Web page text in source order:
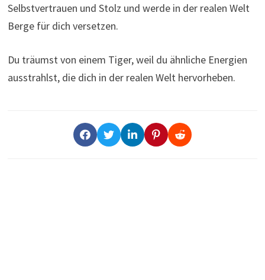
Selbstvertrauen und Stolz und werde in der realen Welt
Berge für dich versetzen.
Du träumst von einem Tiger, weil du ähnliche Energien
ausstrahlst, die dich in der realen Welt hervorheben.